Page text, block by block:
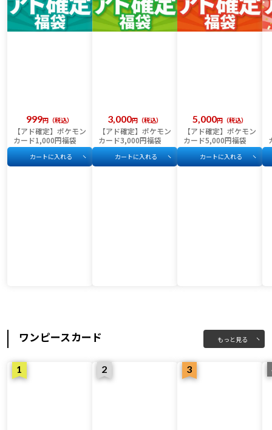
【アド確定】ポケモン
カード1,000円福袋
999 税込
カートに入れる
【アド確定】ポケモン
カード3,000円福袋
3,000 税込
カートに入れる
【アド確定】ポケモン
カード5,000円福袋
5,000 税込
カートに入れる
ワンピースカード もっと見る